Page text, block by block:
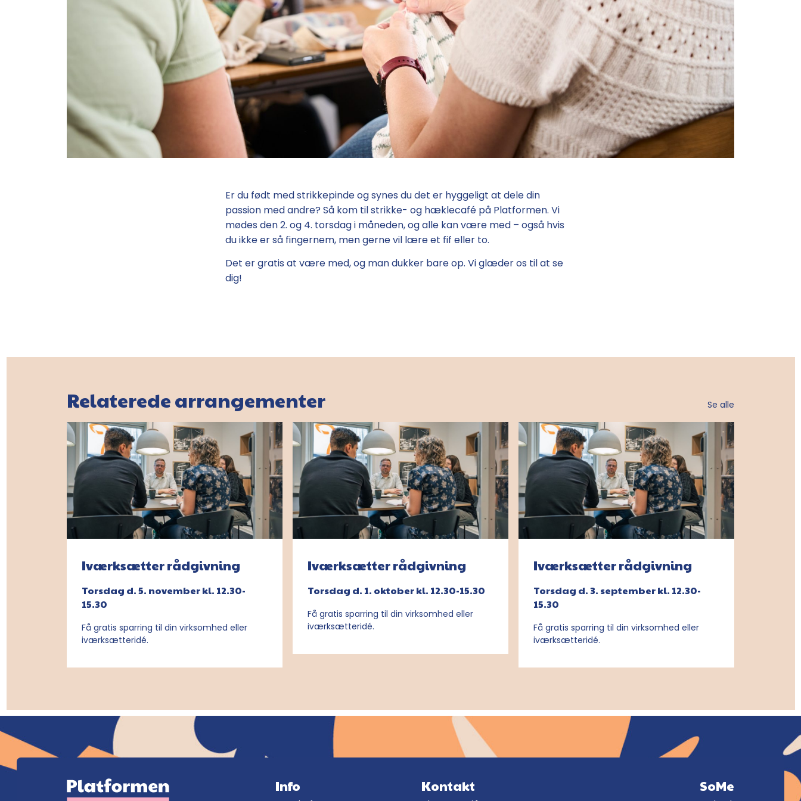
Er du født med strikkepinde og synes du det er hyggeligt at dele din
passion med andre? Så kom til strikke- og hæklecafé på Platformen. Vi
mødes den 2. og 4. torsdag i måneden, og alle kan være med – også hvis
du ikke er så fingernem, men gerne vil lære et fif eller to.
Det er gratis at være med, og man dukker bare op. Vi glæder os til at se
dig!
Relaterede arrangementer Se alle
Iværksætter rådgivning
Torsdag d. 5. november kl. 12.30-
15.30
Få gratis sparring til din virksomhed eller
iværksætteridé.
Iværksætter rådgivning
Torsdag d. 1. oktober kl. 12.30-15.30
Få gratis sparring til din virksomhed eller
iværksætteridé.
Iværksætter rådgivning
Torsdag d. 3. september kl. 12.30-
15.30
Få gratis sparring til din virksomhed eller
iværksætteridé.
Info Kontakt SoMe